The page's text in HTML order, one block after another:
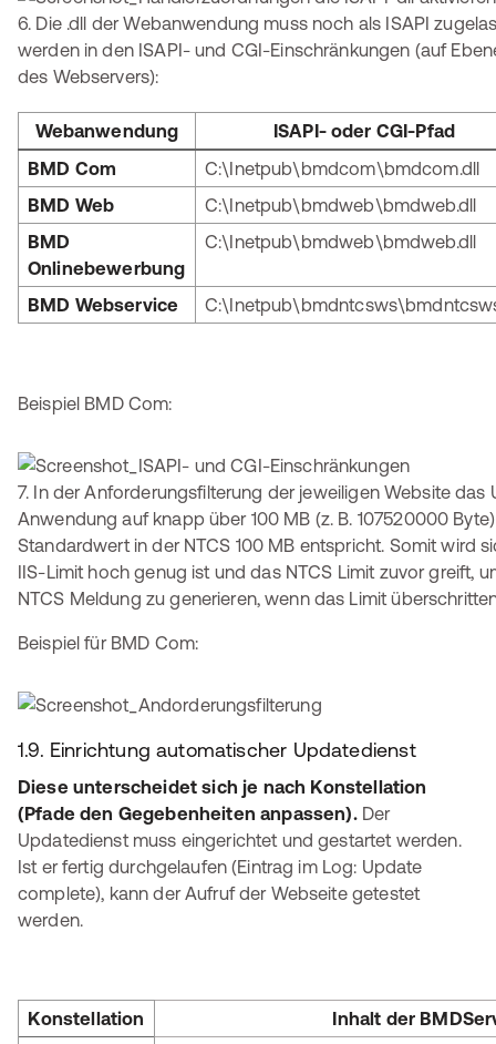
6. Die .dll der Webanwendung muss noch als ISAPI
werden in den ISAPI- und CGI-Einschränkungen (auf
des Webservers):
Webanwendung
ISAPI- oder CGI-Pfad
BMD Com
C:\Inetpub\bmdcom\bmdcom.dll
BMD Web
C:\Inetpub\bmdweb\bmdweb.dll
BMD
Onlinebewerbung
C:\Inetpub\bmdweb\bmdweb.dll
BMD Webservice
Beispiel BMD Com:
7. In der Anforderungsfilterung der jeweiligen Website das
Anwendung auf knapp über 100 MB (z. B. 107520000
Standardwert in der NTCS 100 MB entspricht. Somit wird
IIS-Limit hoch genug ist und das NTCS Limit zuvor greift,
NTCS Meldung zu generieren, wenn das Limit
Beispiel für BMD Com:
1.9. Einrichtung automatischer Updatedienst
Diese unterscheidet sich je nach Konstellation
(Pfade den Gegebenheiten anpassen).Der
Updatedienst muss eingerichtet und gestartet werden.
Ist er fertig durchgelaufen (Eintrag im Log: Update
complete), kann der Aufruf der Webseite getestet
werden.
Konstellation
Inhalt der